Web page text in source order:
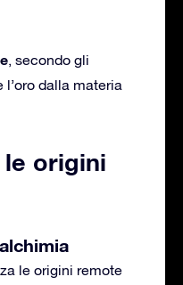
, secondo gli
dalla materia
le origini
le origini remote